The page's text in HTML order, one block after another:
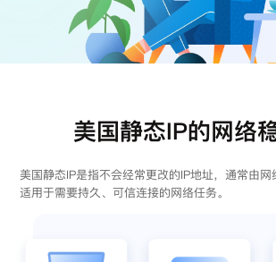
美国静态IP的网络
美国静态IP是指不会经常更改的IP地址，通常由网
适用于需要持久、可信连接的网络任务。